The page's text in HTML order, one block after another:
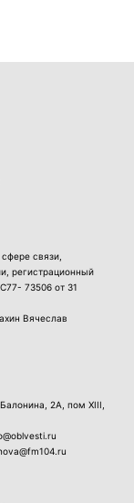
связи,
регистрационный
73506 от 31
Вячеслав
2А, пом XIII,